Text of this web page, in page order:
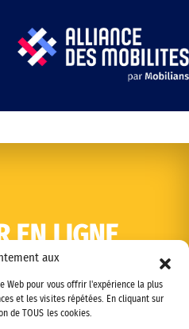
aux
Web pour vous offrir l'expérience la plus
et les visites répétées. En cliquant sur
de TOUS les cookies.
EN LIGNE